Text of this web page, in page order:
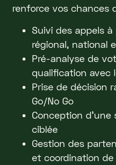
renforce vos chances
Suivi des appels
régional, national
Pré-analyse de
qualification avec
Prise de décision
Go/No Go
Conception
ciblée
Gestion des
et coordination